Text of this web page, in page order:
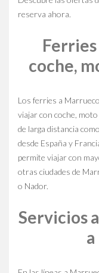
reserva ahora.
coche,
Los ferries a
viajar con coche,
de larga distancia
desde España y
permite viajar con
otras ciudades de
o Nador.
Servicios